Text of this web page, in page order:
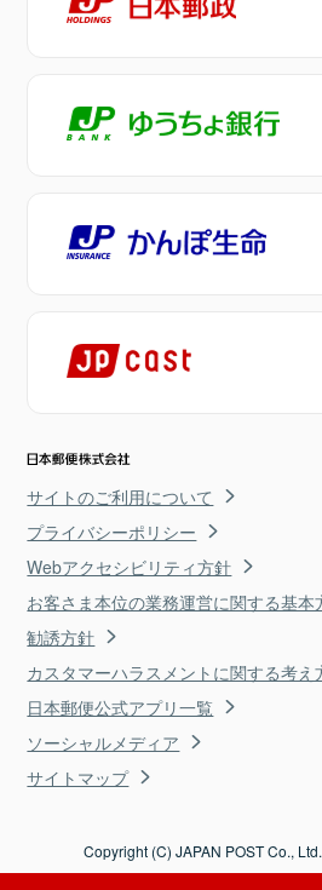
サイトのご利用について
プライバシーポリシー
Webアクセシビリティ方針
お客さま本位の業務運営に関する基本
勧誘方針
カスタマーハラスメントに関する考え
日本郵便公式アプリ一覧
ソーシャルメディア
サイトマップ
Copyright (C) JAPAN POST Co.,